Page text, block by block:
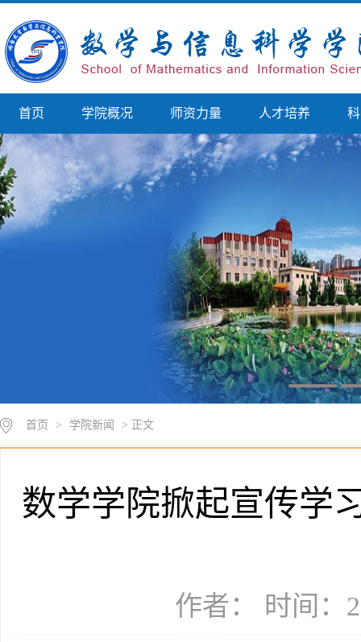
首页 学院概况 师资力量 人才培养
首页 > 学院新闻 > 正文
数学学院掀起宣传学
作者： 时间：